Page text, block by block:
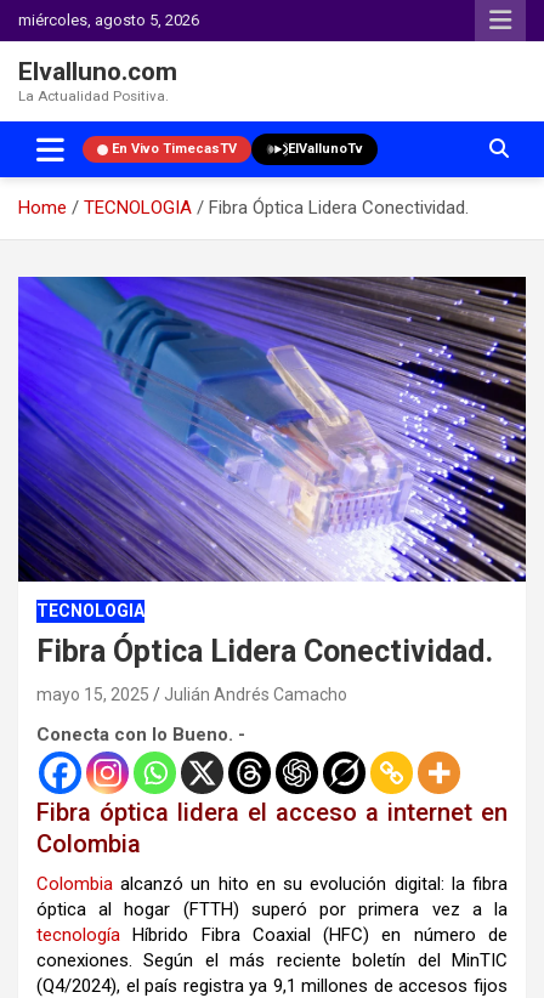
miércoles, agosto 5, 2026
Elvalluno.com
La Actualidad Positiva.
En Vivo TimecasTV ElVallunoTv
Home TECNOLOGIA
Fibra Óptica Lidera Conectividad.
content
TECNOLOGIA
Fibra Óptica Lidera Conectividad.
mayo 15, 2025 Julián Andrés Camacho
Conecta con lo Bueno. -
Fibra óptica lidera el acceso a internet en
Colombia
Colombia alcanzó un hito en su evolución digital: la fibra
óptica al hogar (FTTH) superó por primera vez a la
tecnología Híbrido Fibra Coaxial (HFC) en número de
conexiones. Según el más reciente boletín del MinTIC
(Q4/2024), el país registra ya 9,1 millones de accesos fijos